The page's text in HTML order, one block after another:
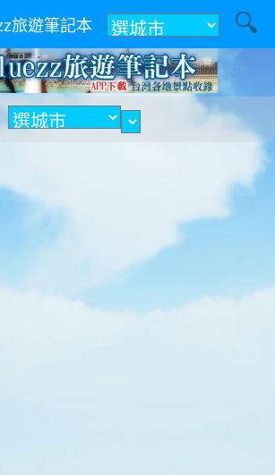
旅遊筆記本 附近